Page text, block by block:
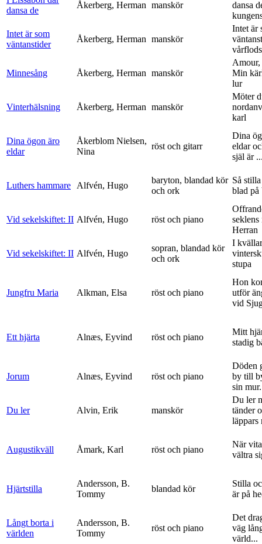
dansa de
Åkerberg, Herman manskör
dansa
Intet är som
väntanstider
Åkerberg, Herman manskör
Intet är
Minnesång Åkerberg, Herman manskör
Min
lur
Vinterhälsning Åkerberg, Herman manskör
Möter
karl
Dina ögon äro
eldar
Åkerblom Nielsen,
Nina
röst och gitarr
Dina
eldar
själ är
Luthers hammare Alfvén, Hugo
baryton, blandad kör
och ork
Så
blad på
Vid sekelskiftet: II Alfvén, Hugo röst och piano
Herran
Vid sekelskiftet: II Alfvén, Hugo
sopran, blandad kör
och ork
I
stupa
Jungfru Maria Alkman, Elsa röst och piano
Hon
utför
vid
Ett hjärta Alnæs, Eyvind röst och piano
Mitt
stadig
Jorum Alnæs, Eyvind röst och piano
Döden
by till
sin
Du ler Alvin, Erik manskör
Du ler
tänder
läppars
Augustikväll Åmark, Karl röst och piano
När
vältra
Hjärtstilla
Andersson, B.
Tommy
blandad kör
Stilla
är på
Långt borta i
världen
Andersson, B.
Tommy
röst och piano
Det
väg
värld...